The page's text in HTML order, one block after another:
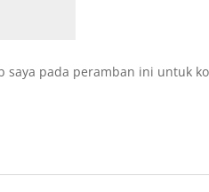
saya pada peramban ini untuk